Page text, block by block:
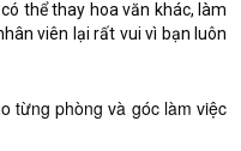
thể thay hoa văn khác, làm
viên lại rất vui vì bạn luôn
từng phòng và góc làm việc